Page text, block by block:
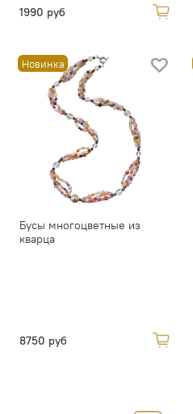
1990 руб
Новинка
Бусы многоцветные из
кварца
8750 руб